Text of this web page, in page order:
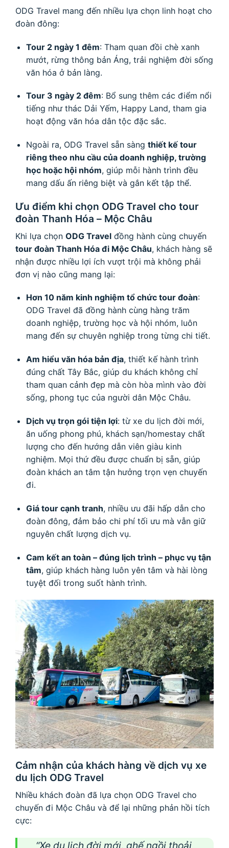
ODG Travel mang đến nhiều lựa chọn linh hoạt cho
đoàn đông:
Tour 2 ngày 1 đêm: Tham quan đồi chè xanh
mướt, rừng thông bản Áng, trải nghiệm đời sống
văn hóa ở bản làng.
Tour 3 ngày 2 đêm: Bổ sung thêm các điểm nổi
tiếng như thác Dải Yếm, Happy Land, tham gia
hoạt động văn hóa dân tộc đặc sắc.
Ngoài ra, ODG Travel sẵn sàng thiết kế tour
riêng theo nhu cầu của doanh nghiệp, trường
học hoặc hội nhóm, giúp mỗi hành trình đều
mang dấu ấn riêng biệt và gắn kết tập thể.
Ưu điểm khi chọn ODG Travel cho tour
đoàn Thanh Hóa – Mộc Châu
Khi lựa chọn ODG Travel đồng hành cùng chuyến
tour đoàn Thanh Hóa đi Mộc Châu, khách hàng sẽ
nhận được nhiều lợi ích vượt trội mà không phải
đơn vị nào cũng mang lại:
Hơn 10 năm kinh nghiệm tổ chức tour đoàn:
ODG Travel đã đồng hành cùng hàng trăm
doanh nghiệp, trường học và hội nhóm, luôn
mang đến sự chuyên nghiệp trong từng chi tiết.
Am hiểu văn hóa bản địa, thiết kế hành trình
đúng chất Tây Bắc, giúp du khách không chỉ
tham quan cảnh đẹp mà còn hòa mình vào đời
sống, phong tục của người dân Mộc Châu.
Dịch vụ trọn gói tiện lợi: từ xe du lịch đời mới,
ăn uống phong phú, khách sạn/homestay chất
lượng cho đến hướng dẫn viên giàu kinh
nghiệm. Mọi thứ đều được chuẩn bị sẵn, giúp
đoàn khách an tâm tận hưởng trọn vẹn chuyến
đi.
Giá tour cạnh tranh, nhiều ưu đãi hấp dẫn cho
đoàn đông, đảm bảo chi phí tối ưu mà vẫn giữ
nguyên chất lượng dịch vụ.
Cam kết an toàn – đúng lịch trình – phục vụ tận
tâm, giúp khách hàng luôn yên tâm và hài lòng
tuyệt đối trong suốt hành trình.
Cảm nhận của khách hàng về dịch vụ xe
du lịch ODG Travel
Nhiều khách đoàn đã lựa chọn ODG Travel cho
chuyến đi Mộc Châu và để lại những phản hồi tích
cực:
“Xe du lịch đời mới, ghế ngồi thoải